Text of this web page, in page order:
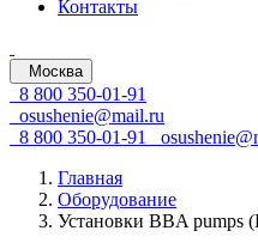
Контакты
Москва
8 800 350-01-91
osushenie@mail.ru
8 800 350-01-91
Главная
Оборудование
Установки BBA pumps